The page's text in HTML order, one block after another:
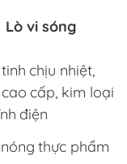
Lò vi sóng
chịu nhiệt,
cấp, kim loại
điện
thực phẩm